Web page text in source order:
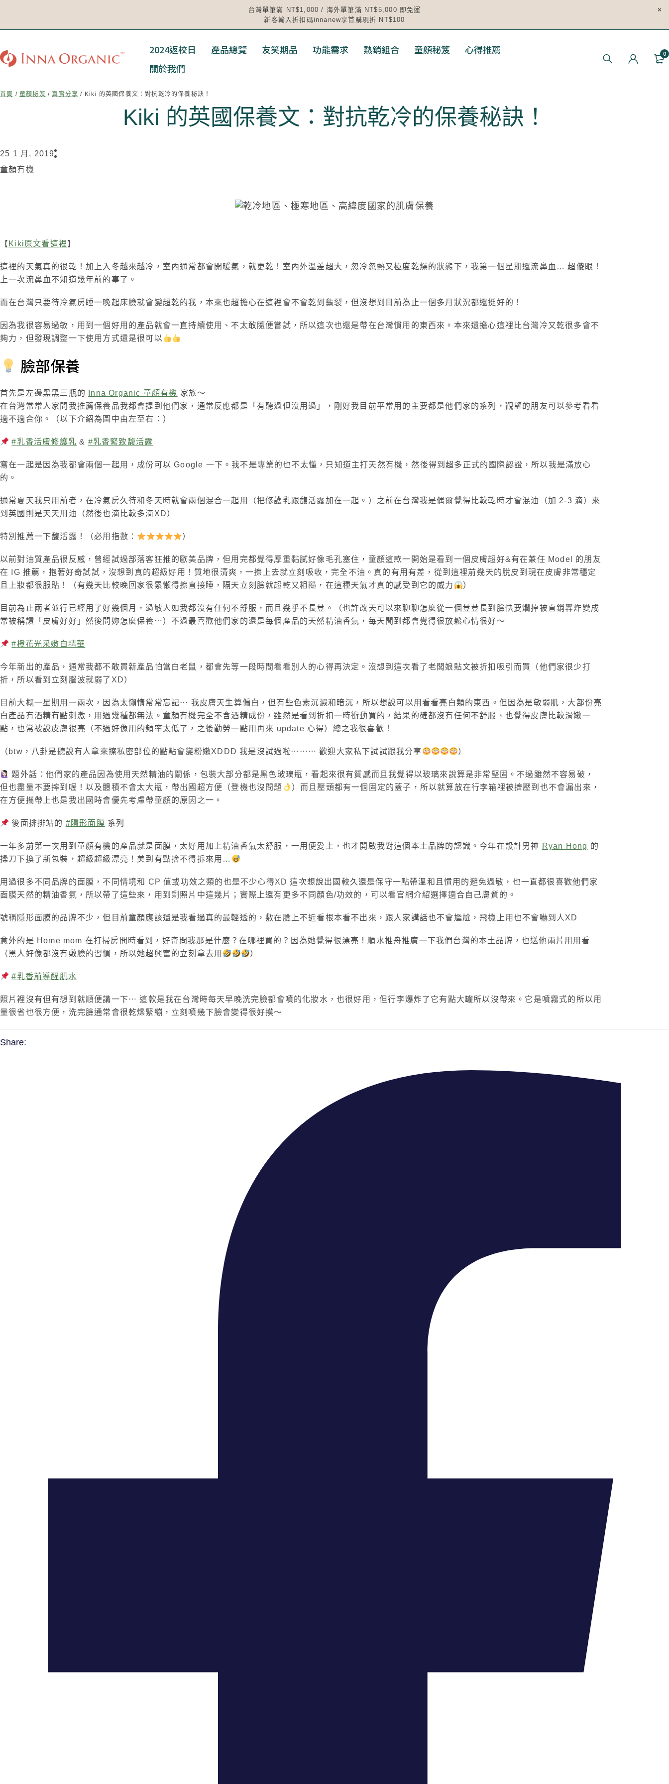
台灣單筆滿 NT$1,000 / 海外單筆滿 NT$5,000 即免運
新客輸入折扣碼innanew享首購現折 NT$100
2024返校日 產品總覽 友笑期品 功能需求 熱銷組合 童顏秘笈
心得推薦
關於我們
0
首頁 /童顏秘笈 /真實分享 / Kiki 的英國保養文：對抗乾冷的保養秘訣！
Kiki 的英國保養文：對抗乾冷的保養秘訣！
25 1 月, 2019
童顏有機
【 Kiki原文看這裡】
這裡的天氣真的很乾！加上入冬越來越冷，室內通常都會開暖氣，就更乾！室內外溫差超大，忽冷忽熱又極度乾燥的狀態下，我第一個星期還流鼻血… 超傻眼！
上一次流鼻血不知道幾年前的事了。
而在台灣只要待冷氣房睡一晚起床臉就會變超乾的我，本來也超擔心在這裡會不會乾到龜裂，但沒想到目前為止一個多月狀況都還挺好的！
因為我很容易過敏，用到一個好用的產品就會一直持續使用、不太敢隨便嘗試，所以這次也還是帶在台灣慣用的東西來。本來還擔心這裡比台灣冷又乾很多會不
夠力，但發現調整一下使用方式還是很可以
臉部保養
首先是左邊黑黑三瓶的 Inna Organic 童顏有機 家族～
在台灣常常人家問我推薦保養品我都會提到他們家，通常反應都是「有聽過但沒用過」，剛好我目前平常用的主要都是他們家的系列，觀望的朋友可以參考看看
適不適合你。（以下介紹為圖中由左至右：）
#乳香活膚修護乳 & #乳香緊致馥活露
寫在一起是因為我都會兩個一起用，成份可以 Google 一下。我不是專業的也不太懂，只知道主打天然有機，然後得到超多正式的國際認證，所以我是滿放心
的。
通常夏天我只用前者，在冷氣房久待和冬天時就會兩個混合一起用（把修護乳跟馥活露加在一起。）之前在台灣我是偶爾覺得比較乾時才會混油（加 2-3 滴）來
到英國則是天天用油（然後也滴比較多滴XD）
特別推薦一下馥活露！（必用指數： ）
以前對油質產品很反感，曾經試過部落客狂推的歐美品牌，但用完都覺得厚重黏膩好像毛孔塞住，童顏這款一開始是看到一個皮膚超好&有在兼任 Model 的朋友
在 IG 推薦，抱著好奇試試，沒想到真的超級好用！質地很清爽，一擦上去就立刻吸收，完全不油。真的有用有差，從到這裡前幾天的脫皮到現在皮膚非常穩定
且上妝都很服貼！（有幾天比較晚回家很累懶得擦直接睡，隔天立刻臉就超乾又粗糙，在這種天氣才真的感受到它的威力
）
目前為止兩者並行已經用了好幾個月，過敏人如我都沒有任何不舒服，而且幾乎不長荳。（也許改天可以來聊聊怎麼從一個荳荳長到臉快要爛掉被直銷轟炸變成
常被稱讚「皮膚好好」然後問妳怎麼保養⋯）不過最喜歡他們家的還是每個產品的天然精油香氣，每天聞到都會覺得很放鬆心情很好～
#橙花光采嫩白精華
今年新出的產品，通常我都不敢買新產品怕當白老鼠，都會先等一段時間看看別人的心得再決定。沒想到這次看了老闆娘貼文被折扣吸引而買（他們家很少打
折，所以看到立刻腦波就弱了XD）
目前大概一星期用一兩次，因為太懶惰常常忘記⋯ 我皮膚天生算偏白，但有些色素沉澱和暗沉，所以想說可以用看看亮白類的東西。但因為是敏弱肌，大部份亮
白產品有酒精有點刺激，用過幾種都無法。童顏有機完全不含酒精成份，雖然是看到折扣一時衝動買的，結果的確都沒有任何不舒服、也覺得皮膚比較滑嫩一
點，也常被說皮膚很亮（不過好像用的頻率太低了，之後勤勞一點用再來 update 心得）總之我很喜歡！
（btw，八卦是聽說有人拿來擦私密部位的點點會變粉嫩XDDD 我是沒試過啦⋯⋯⋯ 歡迎大家私下試試跟我分享 ）
題外話：他們家的產品因為使用天然精油的關係，包裝大部分都是黑色玻璃瓶，看起來很有質感而且我覺得以玻璃來說算是非常堅固。不過雖然不容易破，
但也盡量不要摔到喔！以及體積不會太大瓶，帶出國超方便（登機也沒問題
）而且壓頭都有一個固定的蓋子，所以就算放在行李箱裡被擠壓到也不會漏出來，
在方便攜帶上也是我出國時會優先考慮帶童顏的原因之一。
後面排排站的 # 隱形面膜 系列
一年多前第一次用到童顏有機的產品就是面膜，太好用加上精油香氣太舒服，一用便愛上，也才開啟我對這個本土品牌的認識。今年在設計男神 Ryan Hong 的
操刀下換了新包裝，超級超級漂亮！美到有點捨不得拆來用…
用過很多不同品牌的面膜，不同情境和 CP 值或功效之類的也是不少心得XD 這次想說出國較久還是保守一點帶溫和且慣用的避免過敏，也一直都很喜歡他們家
面膜天然的精油香氣，所以帶了這些來，用到剩照片中這幾片；實際上還有更多不同顏色/功效的，可以看官網介紹選擇適合自己膚質的。
號稱隱形面膜的品牌不少，但目前童顏應該還是我看過真的最輕透的，敷在臉上不近看根本看不出來，跟人家講話也不會尷尬，飛機上用也不會嚇到人XD
意外的是 Home mom 在打掃房間時看到，好奇問我那是什麼？在哪裡買的？因為她覺得很漂亮！順水推舟推廣一下我們台灣的本土品牌，也送他兩片用用看
（黑人好像都沒有敷臉的習慣，所以她超興奮的立刻拿去用
）
#乳香前導醒肌水
照片裡沒有但有想到就順便講一下⋯ 這款是我在台灣時每天早晚洗完臉都會噴的化妝水，也很好用，但行李爆炸了它有點大罐所以沒帶來。它是噴霧式的所以用
量很省也很方便，洗完臉通常會很乾燥緊繃，立刻噴幾下臉會變得很好摸～
Share: